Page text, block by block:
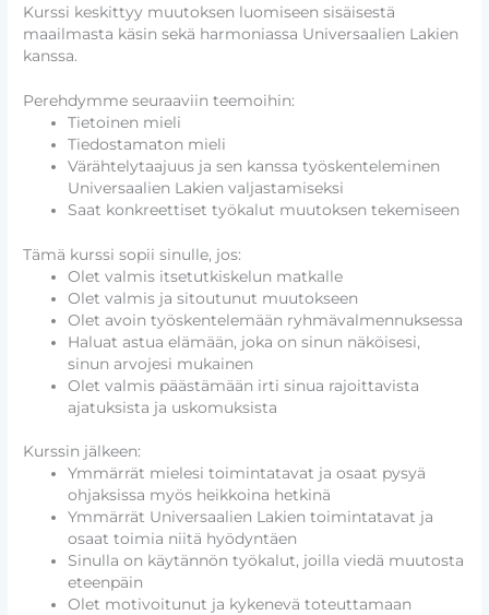
Kurssi keskittyy muutoksen luomiseen sisäisestä
maailmasta käsin sekä harmoniassa Universaalien Lakien
kanssa.
Perehdymme seuraaviin teemoihin:
Tietoinen mieli
Tiedostamaton mieli
Värähtelytaajuus ja sen kanssa työskenteleminen
Universaalien Lakien valjastamiseksi
Saat konkreettiset työkalut muutoksen tekemiseen
Tämä kurssi sopii sinulle, jos:
Olet valmis itsetutkiskelun matkalle
Olet valmis ja sitoutunut muutokseen
Olet avoin työskentelemään ryhmävalmennuksessa
Haluat astua elämään, joka on sinun näköisesi,
sinun arvojesi mukainen
Olet valmis päästämään irti sinua rajoittavista
ajatuksista ja uskomuksista
Kurssin jälkeen:
Ymmärrät mielesi toimintatavat ja osaat pysyä
ohjaksissa myös heikkoina hetkinä
Ymmärrät Universaalien Lakien toimintatavat ja
osaat toimia niitä hyödyntäen
Sinulla on käytännön työkalut, joilla viedä muutosta
eteenpäin
Olet motivoitunut ja kykenevä toteuttamaan